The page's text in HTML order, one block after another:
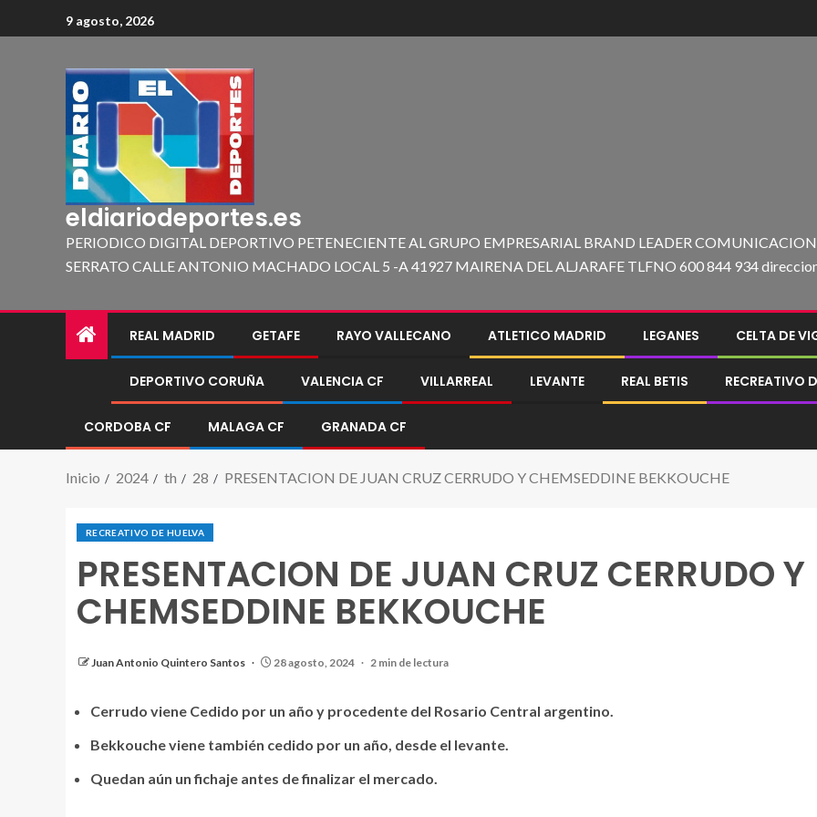
9 agosto, 2026
eldiariodeportes.es
PERIODICO DIGITAL DEPORTIVO PETENECIENTE AL GRUPO EMPRESARIAL BRAND LEADER
SERRATO CALLE ANTONIO MACHADO LOCAL 5 -A 41927 MAIRENA DEL ALJARAFE TLFNO 600 844 934
REAL MADRID GETAFE RAYO VALLECANO ATLETICO MADRID LEGANES CELTA DE
DEPORTIVO CORUÑA VALENCIA CF VILLARREAL LEVANTE REAL BETIS RECREATIVO
CORDOBA CF MALAGA CF GRANADA CF
Inicio 2024 th 28 PRESENTACION DE JUAN CRUZ CERRUDO Y CHEMSEDDINE BEKKOUCHE
RECREATIVO DE HUELVA
PRESENTACION DE JUAN CRUZ CERRUDO Y
CHEMSEDDINE BEKKOUCHE
Juan Antonio Quintero Santos 28 agosto, 2024 2 min de lectura
Bekkouche y Cerrudo Vestidos Albiazul en el Verde Del Nuevo Colombino
Cerrudo viene Cedido por un año y procedente del Rosario Central argentino.
Bekkouche viene también cedido por un año, desde el levante.
Quedan aún un fichaje antes de finalizar el mercado.